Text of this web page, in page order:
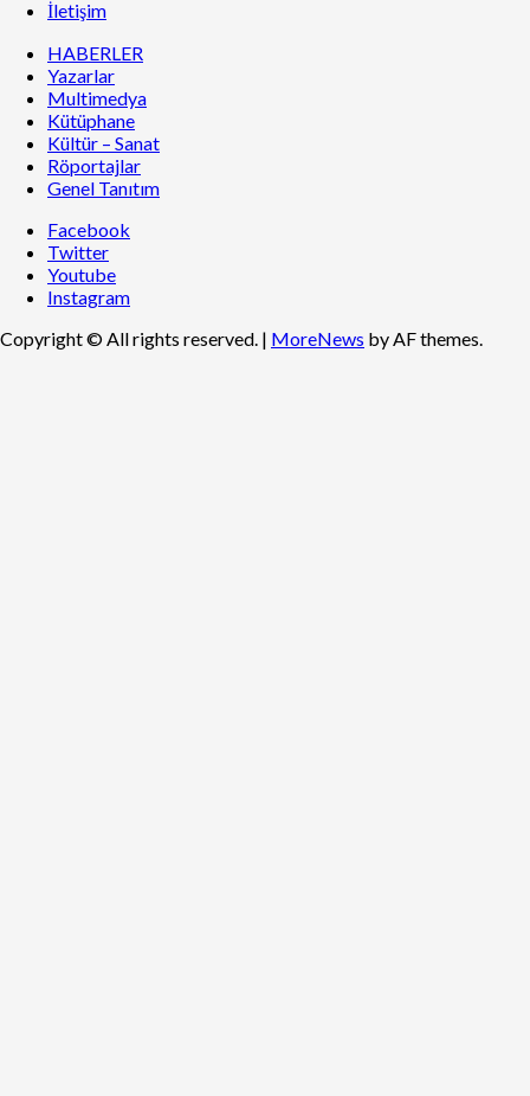
İletişim
HABERLER
Yazarlar
Multimedya
Kütüphane
Kültür – Sanat
Röportajlar
Genel Tanıtım
Facebook
Twitter
Youtube
Instagram
Copyright © All rights reserved. | MoreNews by AF themes.